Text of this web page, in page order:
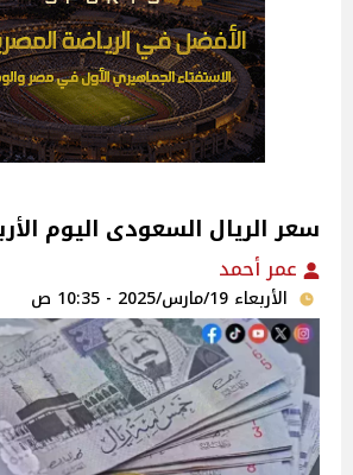
سعر الريال السعودى اليوم الأربعاء 19/
عمر أحمد
الأربعاء 19/مارس/2025 - 10:35 ص